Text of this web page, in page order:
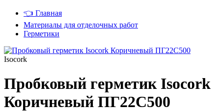
👈 Главная
Материалы для отделочных работ
Герметики
Isocork
Пробковый герметик Isocork
Коричневый ПГ22С500